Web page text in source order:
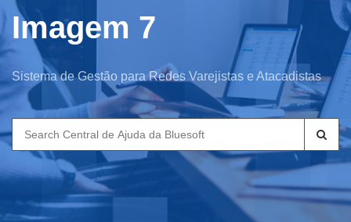
Imagem 7
Sistema de Gestão para Redes Varejistas e Atacadistas
Search
for: